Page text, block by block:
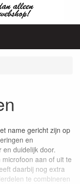
name gericht zijn op
en
duidelijk door.
aan of uit te
daarbij nog extra
te combineren